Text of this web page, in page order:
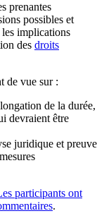
prenantes
possibles et
les implications
des droits
de vue sur :
de la durée,
devraient être
juridique et preuve
participants ont
.